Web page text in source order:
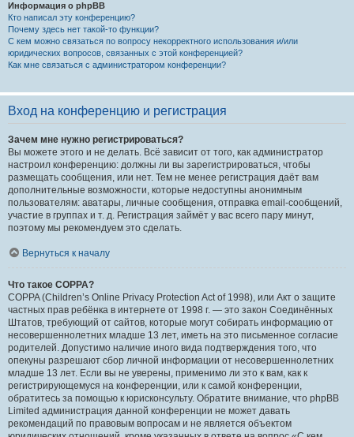
Информация о phpBB
Кто написал эту конференцию?
Почему здесь нет такой-то функции?
С кем можно связаться по вопросу некорректного использования и/или
юридических вопросов, связанных с этой конференцией?
Как мне связаться с администратором конференции?
Вход на конференцию и регистрация
Зачем мне нужно регистрироваться?
Вы можете этого и не делать. Всё зависит от того, как администратор
настроил конференцию: должны ли вы зарегистрироваться, чтобы
размещать сообщения, или нет. Тем не менее регистрация даёт вам
дополнительные возможности, которые недоступны анонимным
пользователям: аватары, личные сообщения, отправка email-сообщений,
участие в группах и т. д. Регистрация займёт у вас всего пару минут,
поэтому мы рекомендуем это сделать.
Вернуться к началу
Что такое COPPA?
COPPA (Children’s Online Privacy Protection Act of 1998), или Акт о защите
частных прав ребёнка в интернете от 1998 г. — это закон Соединённых
Штатов, требующий от сайтов, которые могут собирать информацию от
несовершеннолетних младше 13 лет, иметь на это письменное согласие
родителей. Допустимо наличие иного вида подтверждения того, что
опекуны разрешают сбор личной информации от несовершеннолетних
младше 13 лет. Если вы не уверены, применимо ли это к вам, как к
регистрирующемуся на конференции, или к самой конференции,
обратитесь за помощью к юрисконсульту. Обратите внимание, что phpBB
Limited администрация данной конференции не может давать
рекомендаций по правовым вопросам и не является объектом